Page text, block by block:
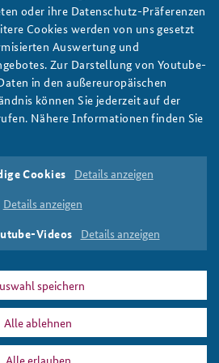
Gespräch an der BAKS
Sicherheitspolitik gestalten
Friedrich Merz im
mit BAKS-Präsident Stahl über
europäischer Sicherheit und
Video. Foto: friedrich-
,Fraktionsvorsitzender,Deutschen
,Bundeswehr,
Ukraine
Sicherheitspolitisches
,Integrierte Sicherheit
,Generalmajor Wolf-Jürgen Stahl
IMPRESSUM FAQ
oder ihre Datenschutz-Präferenzen
Cookies werden von uns gesetzt
Auswertung und
Zur Darstellung von Youtube-
in den außereuropäischen
können Sie jederzeit auf der
Nähere Informationen finden Sie
Cookies Details anzeigen
Details anzeigen
Videos Details anzeigen
speichern
Alle ablehnen
Alle erlauben